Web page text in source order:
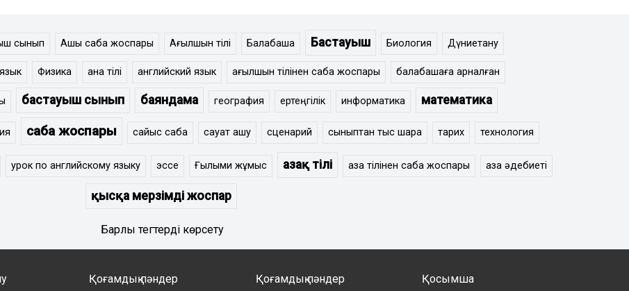
сынып Ашық сабақ жоспары Ағылшын тілі Балабақша Бастауыш Биология Дүниетану
Физика ана тілі английский язык ағылшын тілінен сабақ жоспары балабақшаға арналған
бастауыш сынып баяндама география ертеңгілік информатика математика
сабақ жоспары сайыс сабақ сауат ашу сценарий сыныптан тыс шара тарих технология
урок по английскому языку эссе Ғылыми жұмыс Қазақ тілі қазақ тілінен сабақ жоспары қазақ әдебиеті
қысқа мерзімді жоспар
Барлық тегтерді көрсету
Қоғамдық пәндер Қоғамдық пәндер Қосымша